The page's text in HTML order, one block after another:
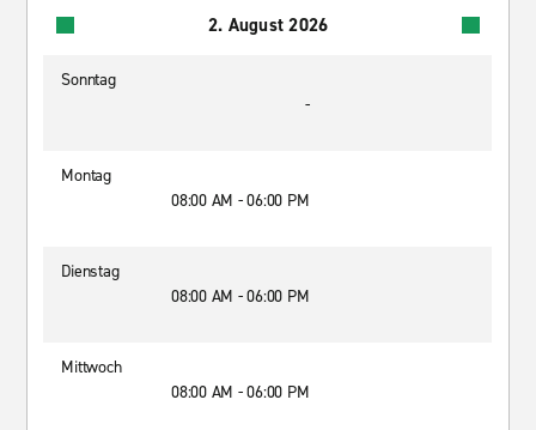
2. August 2026
Sonntag
-
Montag
08:00 AM - 06:00 PM
Dienstag
08:00 AM - 06:00 PM
Mittwoch
08:00 AM - 06:00 PM